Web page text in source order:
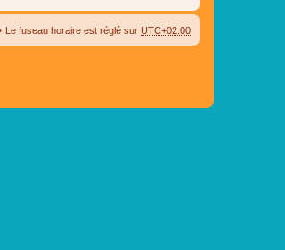
Le fuseau horaire est réglé sur UTC+02:00